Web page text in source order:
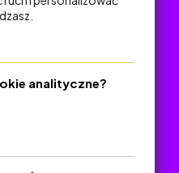
analityczne?